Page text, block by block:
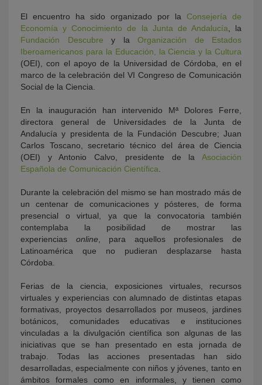
El encuentro ha sido organizado por la Consejería de
Economía y Conocimiento de la Junta de Andalucía , la
Fundación Descubre y la Organización de Estados
Iberoamericanos para la Educación, la Ciencia y la Cultura
(OEI), con el apoyo de la Universidad de Córdoba, en el
marco de la celebración del VI Congreso de Comunicación
Social de la Ciencia.
En la inauguración han intervenido Mª Dolores Ferre,
directora general de Universidades de la Junta de
Andalucía y presidenta de la Fundación Descubre; Juan
Carlos Toscano, secretario técnico del área de Ciencia
(OEI) y Antonio Calvo, presidente de la Asociación
Española de Comunicación Científica
Durante la celebración del mismo se han mostrado más de
un centenar de comunicaciones y pósteres, de forma
presencial o virtual, ya que la convocatoria también
contemplaba la posibilidad de mostrar las
experiencias online , para aquellos profesionales de
Latinoamérica que no pudieran desplazarse hasta
Córdoba.
Ferias de la ciencia, exposiciones virtuales, recursos
virtuales y experiencias con alumnado de distintas etapas
formativas, proyectos desarrollados por museos, jardines
botánicos, comunidades educativas e instituciones
vinculadas a la divulgación científica son algunas de las
iniciativas que se han presentado en esta jornada de
trabajo. Todas las acciones presentadas han sido
desarrolladas, especialmente con niños y jóvenes, tanto en
ámbitos formales como en informales, y tienen como